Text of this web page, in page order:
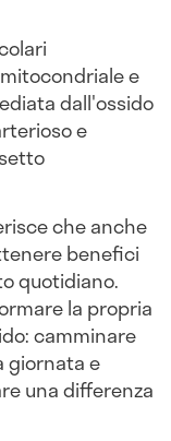
e
dall'ossido
e
che anche
benefici
quotidiano.
la propria
camminare
giornata e
una differenza